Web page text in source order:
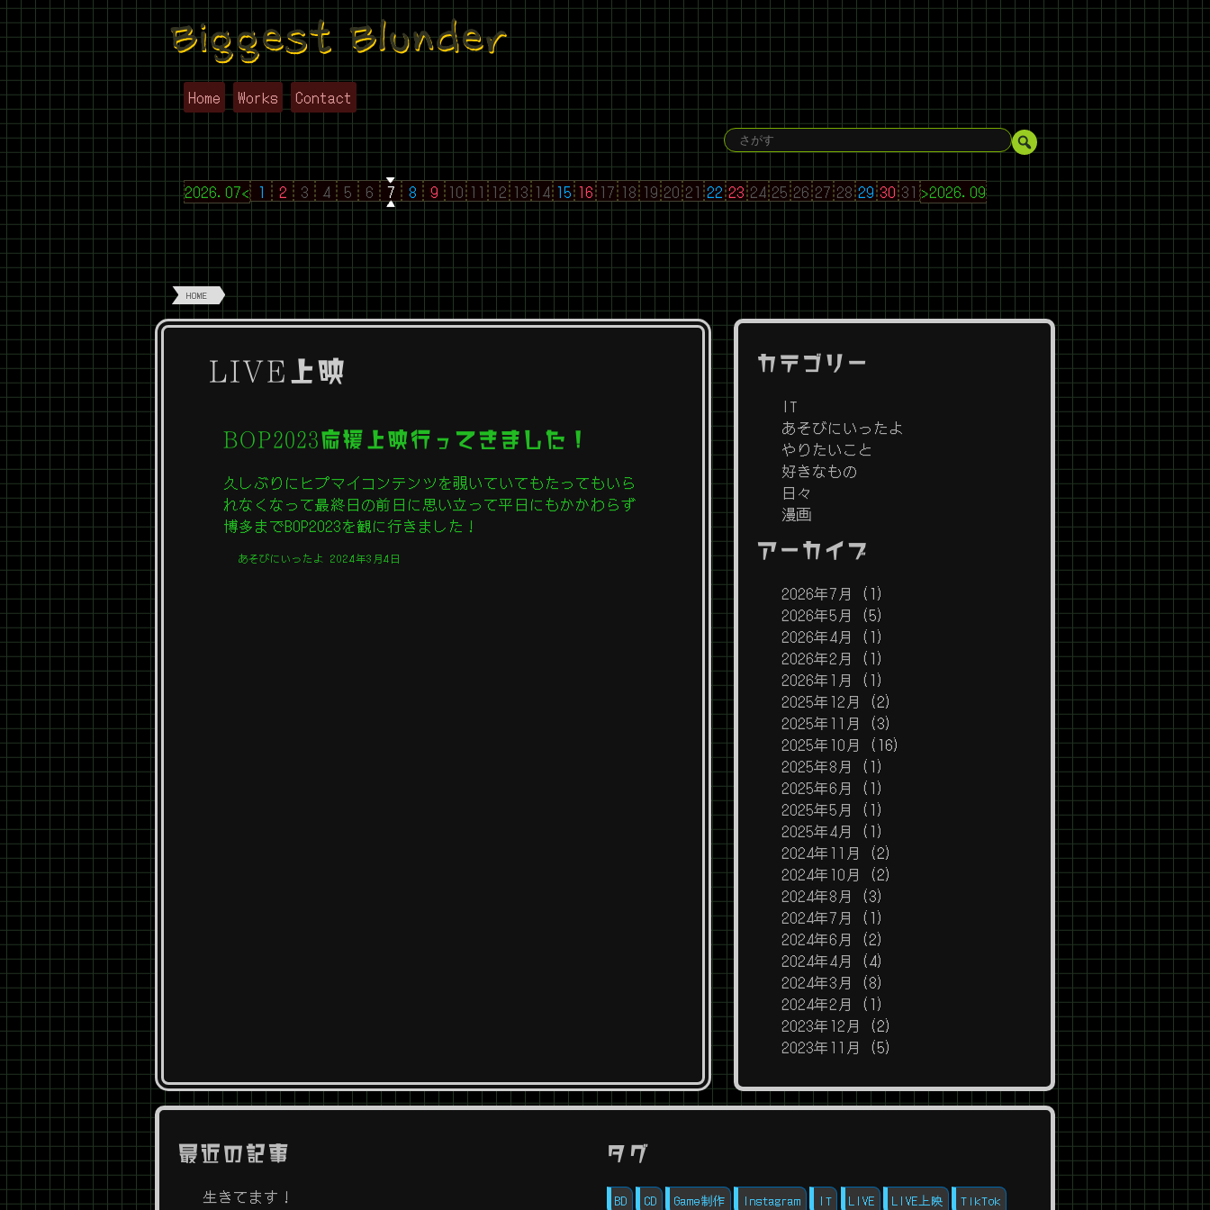
Biggest Blunder
Home Works Contact
2026.07< 1 2 3 4 5 6 7 8 9 10 11 12 13 14 15 16 17 18 19 20 21 22 23 24 25 26 27 28 29 30 31 >2026.09
HOME
LIVE上映
BOP2023応援上映行ってきました！
久しぶりにヒプマイコンテンツを覗いていてもたってもいら
れなくなって最終日の前日に思い立って平日にもかかわらず
博多までBOP2023を観に行きました！
あそびにいったよ 2024年3月4日
カテゴリー
IT
あそびにいったよ
やりたいこと
好きなもの
日々
漫画
アーカイブ
2026年7月
(1)
2026年5月
(5)
2026年4月
(1)
2026年2月
(1)
2026年1月
(1)
2025年12月
(2)
2025年11月
(3)
2025年10月
(16)
2025年8月
(1)
2025年6月
(1)
2025年5月
(1)
2025年4月
(1)
2024年11月
(2)
2024年10月
(2)
2024年8月
(3)
2024年7月
(1)
2024年6月
(2)
2024年4月
(4)
2024年3月
(8)
2024年2月
(1)
2023年12月
(2)
2023年11月
(5)
最近の記事
生きてます！
タグ
BD CD Game制作 Instagram IT LIVE LIVE上映 TikTok